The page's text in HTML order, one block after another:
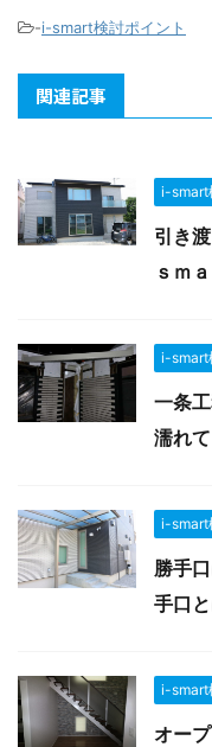
-i-smart検討ポイント
関連記事
i-smart
引き
ｓｍ
i-smart
一条
濡れ
i-smart
勝手
手口
i-smart
オー